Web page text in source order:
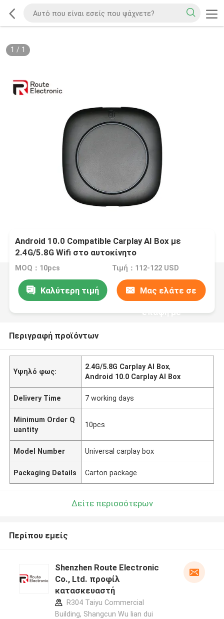
1 / 1
Android 10.0 Compatible Carplay AI Box με
2.4G/5.8G Wifi στο αυτοκίνητο
MOQ：10pcs Τιμή：112-122 USD
Καλύτερη τιμή Μας ελάτε σε
επαφή με
Περιγραφή προϊόντων
Υψηλό φως:
2.4G/5.8G Carplay AI Box,
Android 10.0 Carplay AI Box
Delivery Time 7 working days
Minimum Order Q
uantity
10pcs
Model Number Universal carplay box
Packaging Details Carton package
Δείτε περισσότερων
Περίπου εμείς
Shenzhen Route Electronic
Co., Ltd. προφίλ
κατασκευαστή
R304 Taiyu Commercial
Building, Shangcun Wu lian dui